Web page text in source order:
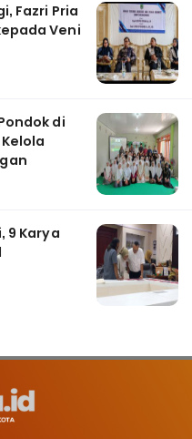
Fazri Pria
Veni
di
9 Karya